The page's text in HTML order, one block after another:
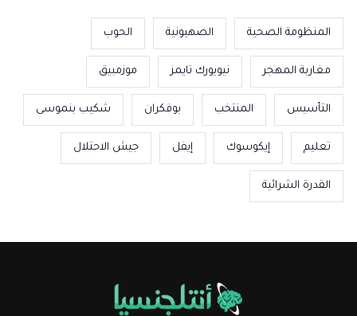
المنظومة الصحية الصهيونية الحوب
مغاربة المهجر نيويورك تايمز موزمبيق
التأسيس المنتخب بوفكران شكيب بنموسى
تعليم إيكوسوك إيفل جيش الاحتلال
القدرة الشرائية